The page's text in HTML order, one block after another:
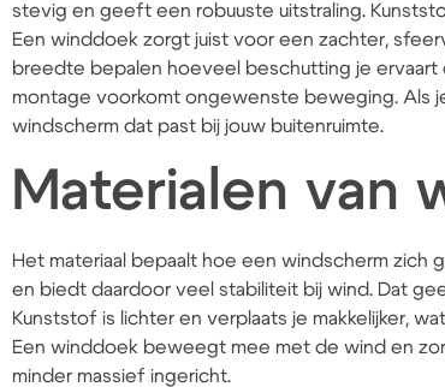
stevig en geeft een robuuste uitstraling.
Een winddoek zorgt juist voor een zachter,
breedte bepalen hoeveel beschutting je
montage voorkomt ongewenste beweging. Als
windscherm dat past bij jouw buitenruimte.
Materialen van
Het materiaal bepaalt hoe een windscherm zich
en biedt daardoor veel stabiliteit bij wind. Dat
Kunststof is lichter en verplaats je makkelijker,
Een winddoek beweegt mee met de wind en
minder massief ingericht.